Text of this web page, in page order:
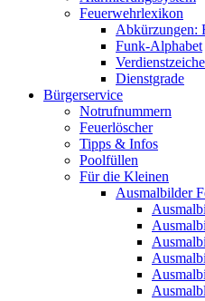
Feuerwehrlexikon
Abkürzungen:
Funk-Alphabet
Dienstgrade
Bürgerservice
Notrufnummern
Feuerlöscher
Tipps & Infos
Poolfüllen
Für die Kleinen
Ausmalbilder